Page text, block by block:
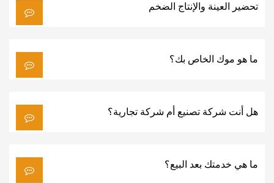
تحضير العينة والإنتاج الضخم
ما هو موك الخاص بك؟
هل أنت شركة تصنيع أم شركة تجارية؟
ما هي خدمتك بعد البيع؟